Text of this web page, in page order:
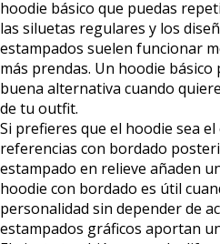
hoodie básico que puedas
las siluetas regulares y los
estampados suelen funcionar
más prendas. Un hoodie básico
buena alternativa cuando
de tu outfit.
Si prefieres que el hoodie sea
referencias con bordado
estampado en relieve añaden
hoodie con bordado es útil
personalidad sin depender de
estampados gráficos aportan